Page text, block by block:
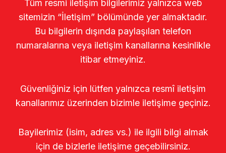
Tüm resmi iletişim bilgilerimiz yalnızca web
sitemizin “İletişim” bölümünde yer almaktadır.
Bu bilgilerin dışında paylaşılan telefon
numaralarına veya iletişim kanallarına kesinlikle
itibar etmeyiniz.
Güvenliğiniz için lütfen yalnızca resmî iletişim
kanallarımız üzerinden bizimle iletişime geçiniz.
Bayilerimiz (isim, adres vs.) ile ilgili bilgi almak
için de bizlerle iletişime geçebilirsiniz.